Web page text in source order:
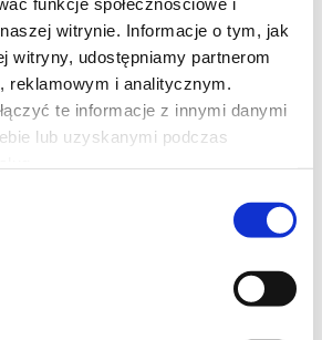
witrynie. Informacje o tym, jak
witryny, udostępniamy partnerom
reklamowym i analitycznym.
te informacje z innymi danymi
lub uzyskanymi podczas
Blunt) wywołuje panikę i uruchamia
obcym języku. Zaczynają się
z istotami pozaziemskimi.Analityk ds.
(Josh O'Connor) orientuje się, że